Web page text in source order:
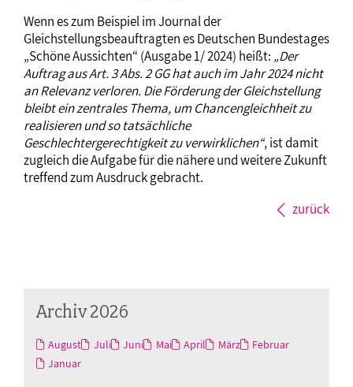
Wenn es zum Beispiel im Journal der
Gleichstellungsbeauftragten es Deutschen Bundestages
„Schöne Aussichten“ (Ausgabe 1/ 2024) heißt: „Der
Auftrag aus Art. 3 Abs. 2 GG hat auch im Jahr 2024 nicht
an Relevanz verloren. Die Förderung der Gleichstellung
bleibt ein zentrales Thema, um Chancengleichheit zu
realisieren und so tatsächliche
Geschlechtergerechtigkeit zu verwirklichen“, ist damit
zugleich die Aufgabe für die nähere und weitere Zukunft
treffend zum Ausdruck gebracht.
zurück
Archiv 2026
August Juli Juni Mai April März
Februar
Januar